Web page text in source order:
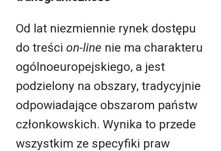
Od lat niezmiennie rynek dostępu
do treści on-line nie ma charakteru
ogólnoeuropejskiego, a jest
podzielony na obszary, tradycyjnie
odpowiadające obszarom państw
członkowskich. Wynika to przede
wszystkim ze specyfiki praw